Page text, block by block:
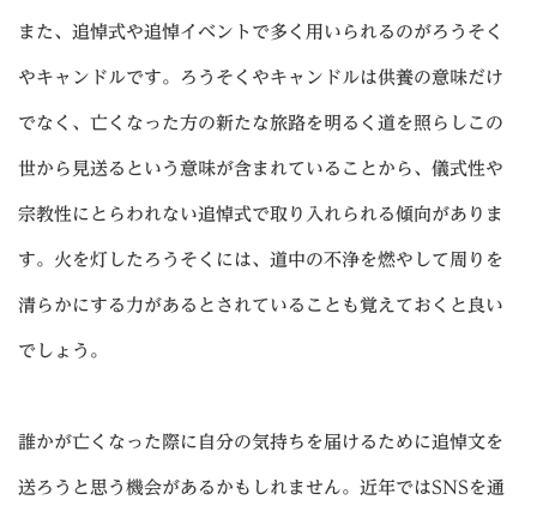
また、追悼式や追悼イベントで多く用いられるのがろうそく
やキャンドルです。ろうそくやキャンドルは供養の意味だけ
でなく、亡くなった方の新たな旅路を明るく道を照らしこの
世から見送るという意味が含まれていることから、儀式性や
宗教性にとらわれない追悼式で取り入れられる傾向がありま
す。火を灯したろうそくには、道中の不浄を燃やして周りを
清らかにする力があるとされていることも覚えておくと良い
でしょう。
誰かが亡くなった際に自分の気持ちを届けるために追悼文を
送ろうと思う機会があるかもしれません。近年ではSNSを通